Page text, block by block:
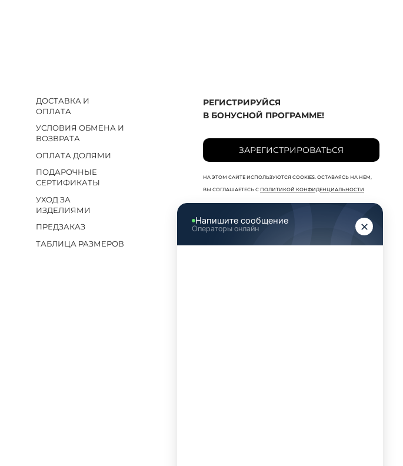
ДОСТАВКА И
ОПЛАТА
УСЛОВИЯ ОБМЕНА И
ВОЗВРАТА
ОПЛАТА ДОЛЯМИ
ПОДАРОЧНЫЕ
СЕРТИФИКАТЫ
УХОД ЗА
ИЗДЕЛИЯМИ
ПРЕДЗАКАЗ
ТАБЛИЦА РАЗМЕРОВ
РЕГИСТРИРУЙСЯ
В БОНУСНОЙ ПРОГРАММЕ!
ЗАРЕГИСТРИРОВАТЬСЯ
НА ЭТОМ САЙТЕ ИСПОЛЬЗУЮТСЯ COOKIES. ОСТАВАЯСЬ НА НЕМ,
ВЫ СОГЛАШАЕТЕСЬ С ПОЛИТИКОЙ КОНФИДЕНЦИАЛЬНОСТИ